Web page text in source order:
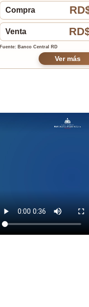
Compra
Venta
Fuente: Banco Central RD
Ver más